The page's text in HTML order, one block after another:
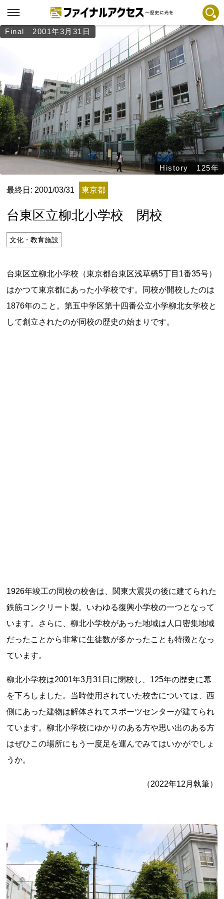
ファイナルアクセスとは
メディアの編集方針とコンテンツポリシー
プライバシーポリシー
お問合せ
免責事項
不具合・報告事項
記事掲載基準
Special Thanks
フリーワードで探す
釧路市立東栄小学校 閉校
釧路市立柏木小学校 閉校
Final Access Books
二ヶ領用水 橋野高炉
Final 2001年3月31日
History 125年
最終日: 2001/03/31 東京都
台東区立柳北小学校 閉校
文化・教育施設
台東区立柳北小学校（東京都台東区浅草橋5丁目1番35号）
はかつて東京都にあった小学校です。同校が開校したのは
1876年のこと。第五中学区第十四番公立小学柳北女学校と
して創立されたのが同校の歴史の始まりです。
1926年竣工の同校の校舎は、関東大震災の後に建てられた
鉄筋コンクリート製。いわゆる復興小学校の一つとなって
います。さらに、柳北小学校があった地域は人口密集地域
だったことから非常に生徒数が多かったことも特徴となっ
ています。
柳北小学校は2001年3月31日に閉校し、125年の歴史に幕
を下ろしました。当時使用されていた校舎については、西
側にあった建物は解体されてスポーツセンターが建てられ
ています。柳北小学校にゆかりのある方や思い出のある方
はぜひこの場所にもう一度足を運んでみてはいかがでしょ
うか。
（2022年12月執筆）